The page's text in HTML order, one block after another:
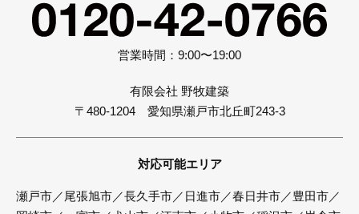
営業時間：9:00〜19:00
有限会社 野牧建築
〒480-1204 愛知県瀬戸市北丘町243-3
対応可能エリア
瀬戸市／尾張旭市／長久手市／日進市／春日井市／豊田市／